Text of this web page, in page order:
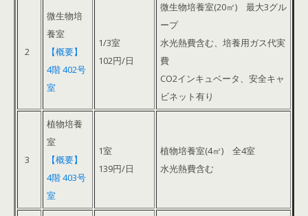
2
微生物培
養室
【概要】
4階 402号
室
1/3室
102円/日
微生物培養室(20㎡) 最大3グル
ープ
水光熱費含む、培養用ガス代実
費
CO2インキュベータ、安全キャ
ビネット有り
3
植物培養
室
【概要】
4階 403号
室
1室
139円/日
植物培養室(4㎡) 全4室
水光熱費含む